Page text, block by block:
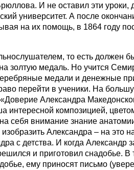
И не оставил эти уроки,
университет. А после
на их помощь, в 1864 году
то есть должен
золтую медаль. Но учится
медали и денежные
перейти в ученики. На
Александра
интересной композицией,
себя внимание знание
Александра – на это
с детства. И когда Александр
и приготовил снадобье. В
ему приносят письмо